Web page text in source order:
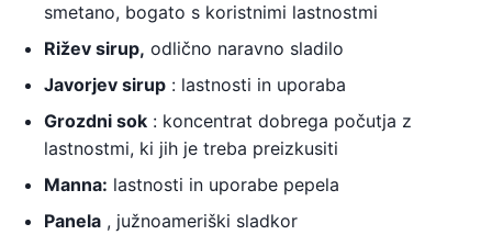
smetano, bogato s koristnimi lastnostmi
Rižev sirup, odlično naravno sladilo
Javorjev sirup : lastnosti in uporaba
Grozdni sok : koncentrat dobrega počutja z
lastnostmi, ki jih je treba preizkusiti
Manna: lastnosti in uporabe pepela
Panela , južnoameriški sladkor